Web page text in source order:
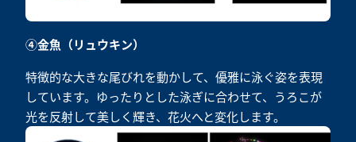
④金魚（リュウキン）
特徴的な大きな尾びれを動かして、優雅に泳ぐ姿を表現
しています。ゆったりとした泳ぎに合わせて、うろこが
光を反射して美しく輝き、花火へと変化します。